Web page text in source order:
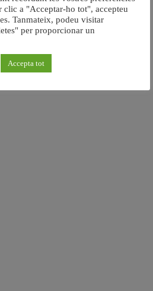
i instal·larà aire condicionat a totes
les aules
5 agost, 2026
clic a "Acceptar-ho tot", accepteu
Tanmateix, podeu visitar
per proporcionar un
Accepta tot